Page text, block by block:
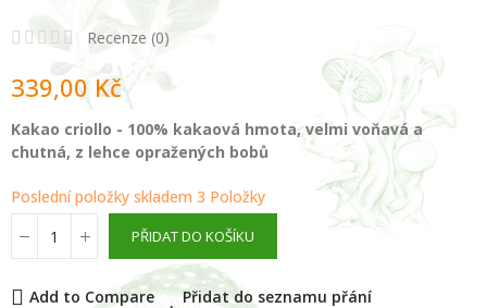
Recenze (0)
339,00 Kč
Kakao criollo - 100% kakaová hmota, velmi voňavá a
chutná, z lehce opražených bobů
Poslední položky skladem 3 Položky
PŘIDAT DO KOŠÍKU
Add to Compare Přidat do seznamu přání